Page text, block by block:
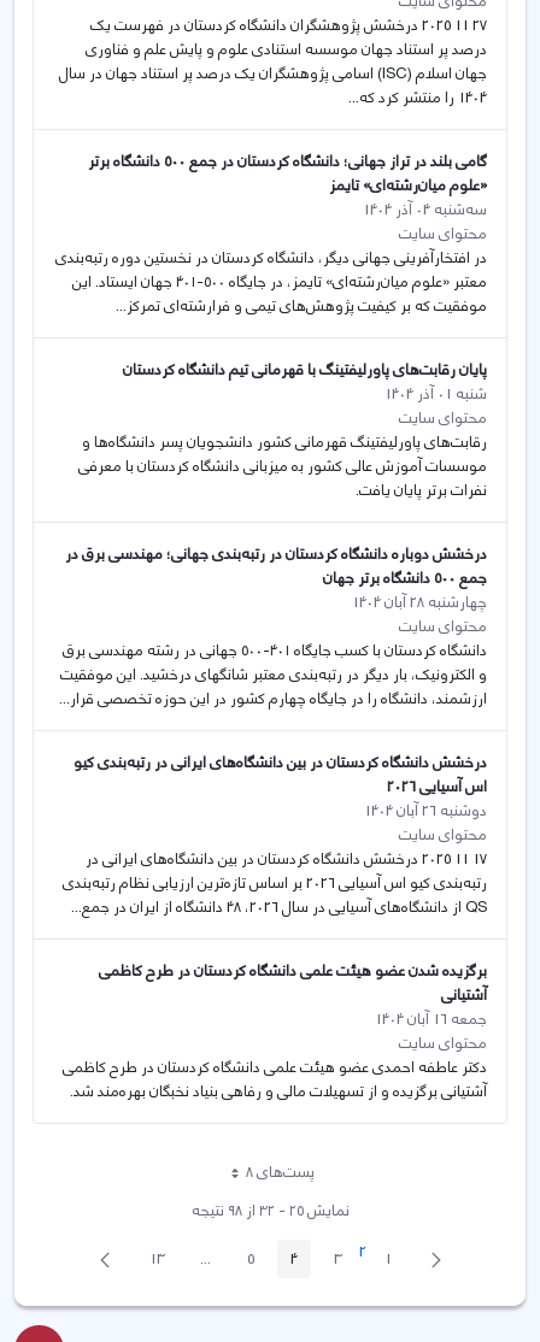
27 11 2025 درخشش پژوهشگران دانشگاه کردستان در فهرست یک
درصد پر استناد جهان موسسه استنادی علوم و پایش علم و فناوری
جهان اسلام (ISC) اسامی پژوهشگران یک درصد پر استناد جهان در سال
1404 را منتشر کرد که...
گامی بلند در تراز جهانی؛ دانشگاه کردستان در جمع ۵۰۰ دانشگاه برتر
«علوم میان‌رشته‌ای» تایمز
سه‌شنبه 04 آذر 1404
محتوای سایت
در افتخارآفرینی جهانی دیگر، دانشگاه کردستان در نخستین دوره رتبه‌بندی
معتبر «علوم میان‌رشته‌ای» تایمز، در جایگاه ۵۰۰-۴۰۱ جهان ایستاد. این
موفقیت که بر کیفیت پژوهش‌های تیمی و فرارشته‌ای تمرکز...
پایان رقابت‌های پاورلیفتینگ با قهرمانی تیم دانشگاه کردستان
شنبه 01 آذر 1404
محتوای سایت
رقابت‌های پاورلیفتینگ قهرمانی کشور دانشجویان پسر دانشگاە‌ها و
موسسات آموزش عالی کشور بە میزبانی دانشگاە کردستان با معرفی
نفرات برتر پایان یافت.
درخشش دوباره دانشگاه کردستان در رتبه‌بندی جهانی؛ مهندسی برق در
جمع ۵۰۰ دانشگاه برتر جهان
چهارشنبه 28 آبان 1404
محتوای سایت
دانشگاه کردستان با کسب جایگاه ۴۰۱-۵۰۰ جهانی در رشته مهندسی برق
و الکترونیک، بار دیگر در رتبه‌بندی معتبر شانگهای درخشید. این موفقیت
ارزشمند، دانشگاه را در جایگاه چهارم کشور در این حوزه تخصصی قرار...
درخشش دانشگاه کردستان در بین دانشگاه‌های ایرانی در رتبه‌بندی کیو
اس آسیایی 2026
دوشنبه 26 آبان 1404
محتوای سایت
17 11 2025 درخشش دانشگاه کردستان در بین دانشگاه‌های ایرانی در
رتبه‌بندی کیو اس آسیایی 2026 بر اساس تازه‌ترین ارزیابی نظام رتبه‌بندی
QS از دانشگاه‌‎های آسیایی در سال 2026، 48 دانشگاه از ایران در جمع...
برگزیده شدن عضو هیئت علمی دانشگاه کردستان در طرح کاظمی
آشتیانی
جمعه 16 آبان 1404
محتوای سایت
دکتر عاطفه احمدی عضو هیئت علمی دانشگاه کردستان در طرح کاظمی
آشتیانی برگزیده و از تسهیلات مالی و رفاهی بنیاد نخبگان بهره‌مند شد.
پست‌‌های 8هر صفحه
نمایش ۲۵ - ۳۲ از ۹۸ نتیجه
پیغام
قبلی صفحه1 صفحه
2
صفحه3 صفحه4 صفحه5
...
Intermediate Pages
صفحه13 صفحه
بعد